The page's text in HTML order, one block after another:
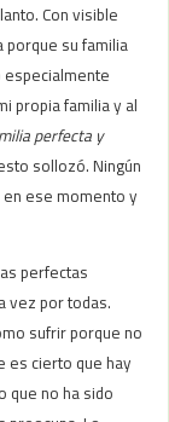
Con visible
porque su familia
especialmente
propia familia y al
perfecta y
sollozó. Ningún
ese momento y
perfectas
vez por todas.
sufrir porque no
es cierto que hay
que no ha sido